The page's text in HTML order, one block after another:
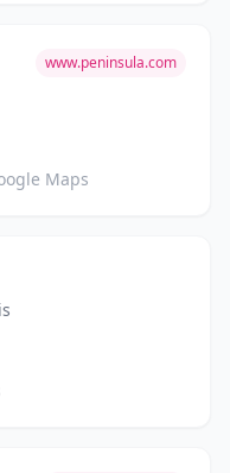
www.peninsula.com
Maps